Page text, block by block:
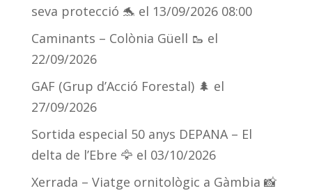
seva protecció 🐬 el 13/09/2026 08:00
Caminants – Colònia Güell 🥾 el
22/09/2026
GAF (Grup d’Acció Forestal) 🌲 el
27/09/2026
Sortida especial 50 anys DEPANA – El
delta de l’Ebre 🦅 el 03/10/2026
Xerrada – Viatge ornitològic a Gàmbia 📸